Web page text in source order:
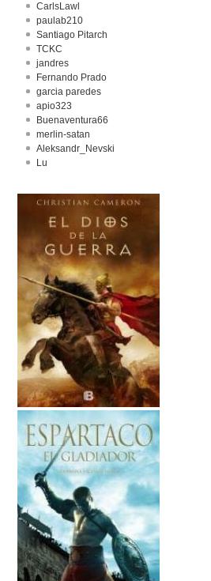
CarlsLawl
paulab210
Santiago Pitarch
TCKC
jandres
Fernando Prado
garcia paredes
apio323
Buenaventura66
merlin-satan
Aleksandr_Nevski
Lu